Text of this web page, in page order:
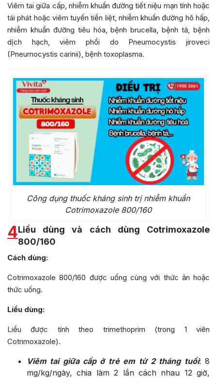
Viêm tai giữa cấp, nhiễm khuẩn đường tiết niệu mạn tính hoặc
tái phát hoặc viêm tuyến tiền liệt, nhiễm khuẩn đường hô hấp,
nhiễm khuẩn đường tiêu hóa, bệnh brucella, bệnh tả, bệnh
dịch hạch, viêm phổi do Pneumocystis jiroveci
(Pneumocystis carinii), bệnh toxoplasma.
Công dụng thuốc kháng sinh trị nhiễm khuẩn
Cotrimoxazole 800/160
4Liều dùng và cách dùng Cotrimoxazole
800/160
Cách dùng:
Cotrimoxazole 800/160 được uống cùng với thức ăn hoặc
thức uống.
Liều dùng:
Liều được tính theo trimethoprim (trong 1 viên
Cotrimoxazole).
Viêm tai giữa cấp ở trẻ em từ 2 tháng tuổi: 8
mg/kg/ngày, chia làm 2 lần cách nhau 12 giờ,